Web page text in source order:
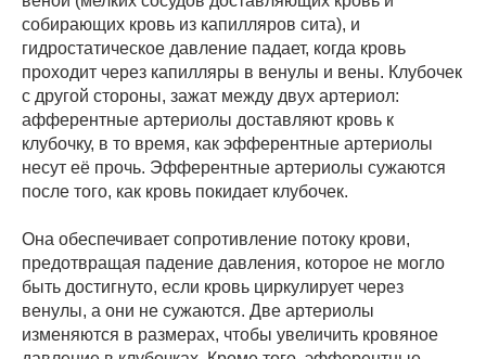
собирающих кровь из капилляров сита), и
гидростатическое давление падает, когда кровь
проходит через капилляры в венулы и вены. Клубочек
с другой стороны, зажат между двух артериол:
афферентные артериолы доставляют кровь к
клубочку, в то время, как эфферентные артериолы
несут её прочь. Эфферентные артериолы сужаются
после того, как кровь покидает клубочек.
Она обеспечивает сопротивление потоку крови,
предотвращая падение давления, которое не могло
быть достигнуто, если кровь циркулирует через
венулы, а они не сужаются. Две артериолы
изменяются в размерах, чтобы увеличить кровяное